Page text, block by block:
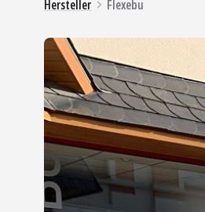
Hersteller Flexebu